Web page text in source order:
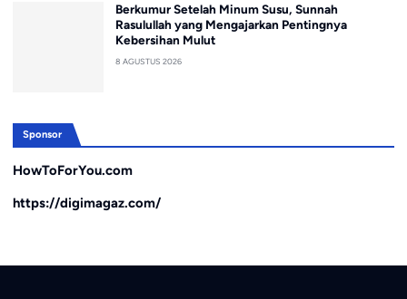
Berkumur Setelah Minum Susu, Sunnah
Rasulullah yang Mengajarkan Pentingnya
Kebersihan Mulut
8 AGUSTUS 2026
Sponsor
HowToForYou.com
https://digimagaz.com/